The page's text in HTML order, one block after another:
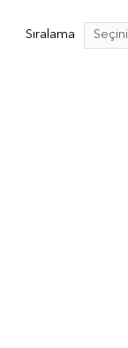
Sıralama